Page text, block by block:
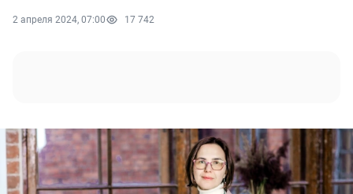
2 апреля 2024, 07:00 17 742